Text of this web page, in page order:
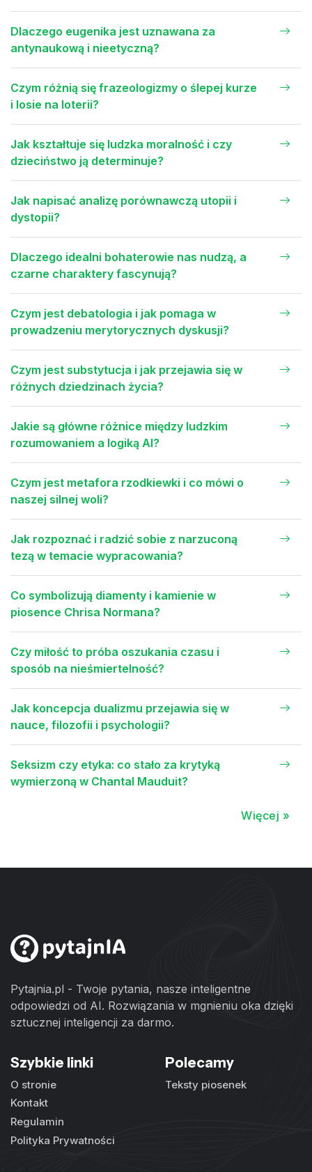
Dlaczego eugenika jest uznawana za
antynaukową i nieetyczną?
Czym różnią się frazeologizmy o ślepej kurze
i losie na loterii?
Jak kształtuje się ludzka moralność i czy
dzieciństwo ją determinuje?
Jak napisać analizę porównawczą utopii i
dystopii?
Dlaczego idealni bohaterowie nas nudzą, a
czarne charaktery fascynują?
Czym jest debatologia i jak pomaga w
prowadzeniu merytorycznych dyskusji?
Czym jest substytucja i jak przejawia się w
różnych dziedzinach życia?
Jakie są główne różnice między ludzkim
rozumowaniem a logiką AI?
Czym jest metafora rzodkiewki i co mówi o
naszej silnej woli?
Jak rozpoznać i radzić sobie z narzuconą
tezą w temacie wypracowania?
Co symbolizują diamenty i kamienie w
piosence Chrisa Normana?
Czy miłość to próba oszukania czasu i
sposób na nieśmiertelność?
Jak koncepcja dualizmu przejawia się w
nauce, filozofii i psychologii?
Seksizm czy etyka: co stało za krytyką
wymierzoną w Chantal Mauduit?
Więcej »
Pytajnia.pl - Twoje pytania, nasze inteligentne
odpowiedzi od AI. Rozwiązania w mgnieniu oka dzięki
sztucznej inteligencji za darmo.
Szybkie linki
O stronie
Kontakt
Regulamin
Polityka Prywatności
Polecamy
Teksty piosenek